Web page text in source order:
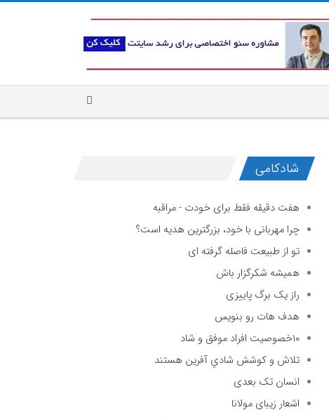
شادکامی
هفت دقیقه فقط برای خودت - مراقبه
چرا مهربانی با خود، بزرگترین هدیه است؟
تو از طبیعت فاصله گرفته ای
همیشه شکرگزار باش
راز یک برگ پاییزی
هدف هات رو بنویس
۱۰خصوصیت افراد موفق و شاد
تلاش و كوشش شادي آفرين هستند
انسان تک بعدی
اشعار زیبای مولانا